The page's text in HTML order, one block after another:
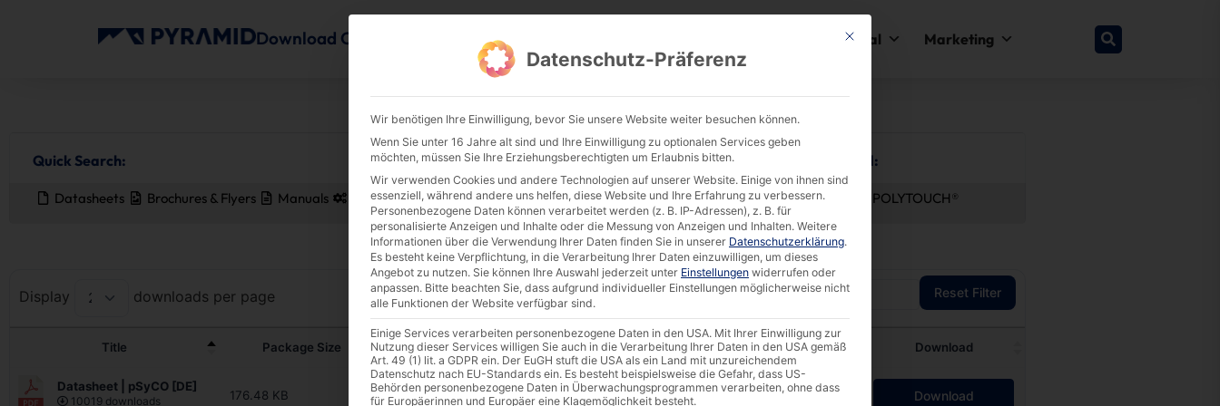
Download Center Products Company & Legal Marketing
Quick Search:
Datasheets Brochures & Flyers Manuals Driver Firmware Certifications Success Stories
Search by Brand:
AKHET®faytech® POLYTOUCH®
Display downloads per page Search: Reset Filter
Title Package Size Categories Update Date Download
Datasheet | pSyCO [DE]
10019 downloads 176.48 KB
Datasheet,Interactive Kiosk,POLYTOUCH®,
18 March 2025 Download
This button closes the dialog. Its functionality is identical to the Nur
Datenschutz-Präferenz
Wir benötigen Ihre Einwilligung, bevor Sie unsere Website weiter besuchen können.
Wenn Sie unter 16 Jahre alt sind und Ihre Einwilligung zu optionalen Services geben
möchten, müssen Sie Ihre Erziehungsberechtigten um Erlaubnis bitten.
Wir verwenden Cookies und andere Technologien auf unserer Website. Einige von ihnen sind
essenziell, während andere uns helfen, diese Website und Ihre Erfahrung zu verbessern.
Personenbezogene Daten können verarbeitet werden (z. B. IP-Adressen), z. B. für
personalisierte Anzeigen und Inhalte oder die Messung von Anzeigen und Inhalten. Weitere
Informationen über die Verwendung Ihrer Daten finden Sie in unserer Datenschutzerklärung.
Es besteht keine Verpflichtung, in die Verarbeitung Ihrer Daten einzuwilligen, um dieses
Angebot zu nutzen. Sie können Ihre Auswahl jederzeit unter Einstellungen widerrufen oder
anpassen. Bitte beachten Sie, dass aufgrund individueller Einstellungen möglicherweise nicht
alle Funktionen der Website verfügbar sind.
Einige Services verarbeiten personenbezogene Daten in den USA. Mit Ihrer Einwilligung zur
Nutzung dieser Services willigen Sie auch in die Verarbeitung Ihrer Daten in den USA gemäß
Art. 49 (1) lit. a GDPR ein. Der EuGH stuft die USA als ein Land mit unzureichendem
Datenschutz nach EU-Standards ein. Es besteht beispielsweise die Gefahr, dass US-
Behörden personenbezogene Daten in Überwachungsprogrammen verarbeiten, ohne dass
für Europäerinnen und Europäer eine Klagemöglichkeit besteht.